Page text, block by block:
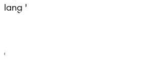
lang biedt aan gezinnen in elke
ONZE HULPMIDDELEN VOOR